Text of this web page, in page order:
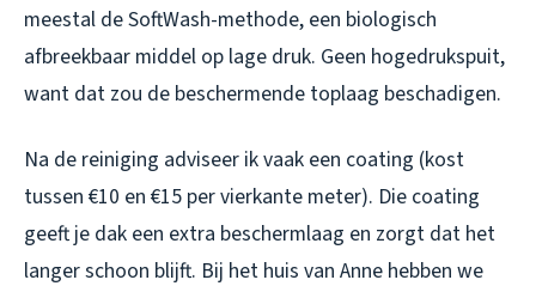
meestal de SoftWash-methode, een biologisch
afbreekbaar middel op lage druk. Geen hogedrukspuit,
want dat zou de beschermende toplaag beschadigen.
Na de reiniging adviseer ik vaak een coating (kost
tussen €10 en €15 per vierkante meter). Die coating
geeft je dak een extra beschermlaag en zorgt dat het
langer schoon blijft. Bij het huis van Anne hebben we